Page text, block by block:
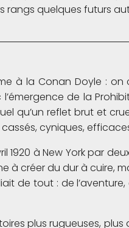
rangs quelques futurs
à la Conan Doyle :
de la
qu’un reflet brut et
cyniques,
à New York par
à créer du dur à cuire,
de tout : de
plus rugueuses, plus